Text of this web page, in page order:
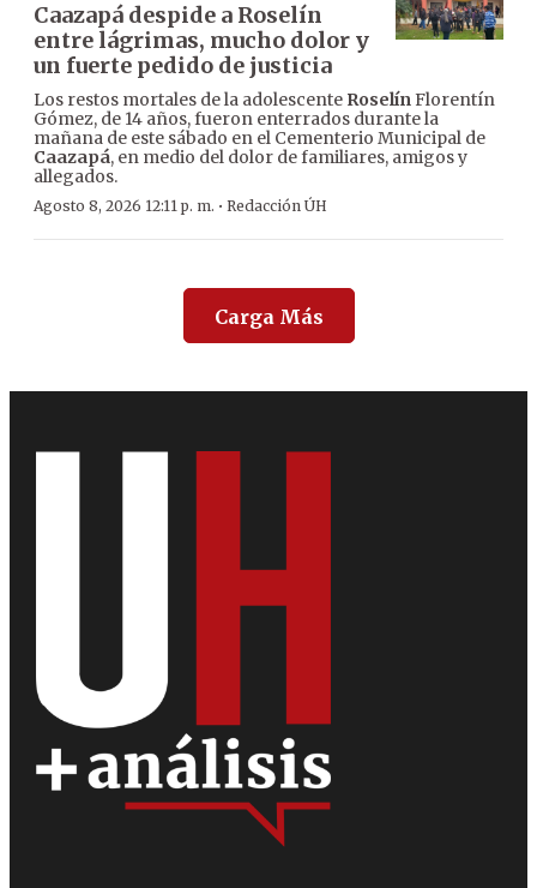
Caazapá despide a Roselín
entre lágrimas, mucho dolor y
un fuerte pedido de justicia
Los restos mortales de la adolescente RoselínFlorentín
Gómez, de 14 años, fueron enterrados durante la
mañana de este sábado en el Cementerio Municipal de
Caazapá, en medio del dolor de familiares, amigos y
allegados.
Agosto 8, 2026 12:11 p. m. · Redacción ÚH
Carga Más